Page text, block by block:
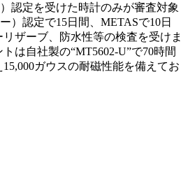
認定を受けた時計のみが審査対象
）認定で15日間、METASで10日
ザーブ、防水性等の検査を受けま
は自社製の“MT5602-U”で70時間
ガウスの耐磁性能を備えてお